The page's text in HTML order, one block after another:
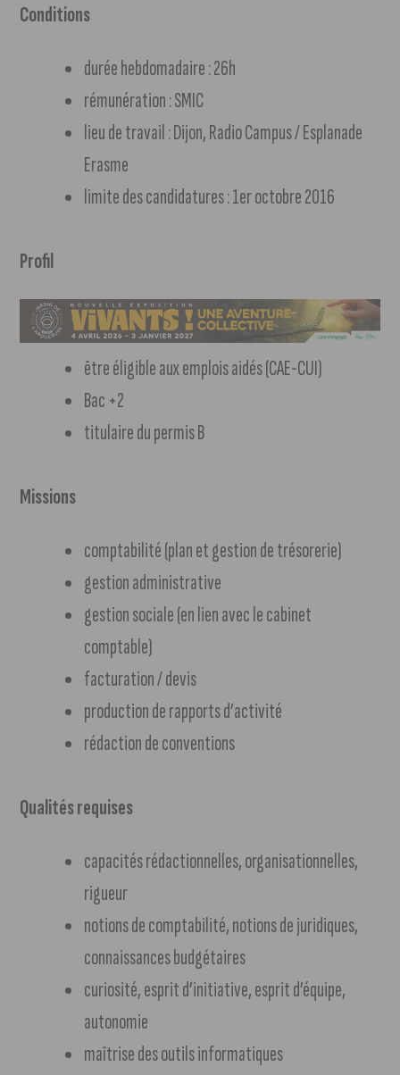
Conditions
durée hebdomadaire : 26h
rémunération : SMIC
lieu de travail : Dijon, Radio Campus / Esplanade
Erasme
limite des candidatures : 1er octobre 2016
Profil
être éligible aux emplois aidés (CAE-CUI)
Bac +2
titulaire du permis B
Missions
comptabilité (plan et gestion de trésorerie)
gestion administrative
gestion sociale (en lien avec le cabinet
comptable)
facturation / devis
production de rapports d’activité
rédaction de conventions
Qualités requises
capacités rédactionnelles, organisationnelles,
rigueur
notions de comptabilité, notions de juridiques,
connaissances budgétaires
curiosité, esprit d’initiative, esprit d’équipe,
autonomie
maîtrise des outils informatiques